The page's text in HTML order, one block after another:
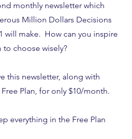
monthly newsletter which
Million Dollars Decisions
will make. How can you inspire
to choose wisely?
this newsletter, along with
Plan, for only $10/month.
everything in the Free Plan